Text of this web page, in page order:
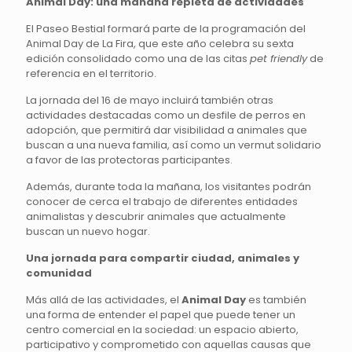
El Paseo Bestial formará parte de la programación del
Animal Day de La Fira, que este año celebra su sexta
edición consolidado como una de las citas pet friendlyde
referencia en el territorio.
La jornada del 16 de mayo incluirá también otras
actividades destacadas como un desfile de perros en
adopción, que permitirá dar visibilidad a animales que
buscan a una nueva familia, así como un vermut solidario
a favor de las protectoras participantes.
Además, durante toda la mañana, los visitantes podrán
conocer de cerca el trabajo de diferentes entidades
animalistas y descubrir animales que actualmente
buscan un nuevo hogar.
Una jornada para compartir ciudad, animales y
comunidad
Más allá de las actividades, el Animal Dayes también
una forma de entender el papel que puede tener un
centro comercial en la sociedad: un espacio abierto,
participativo y comprometido con aquellas causas que